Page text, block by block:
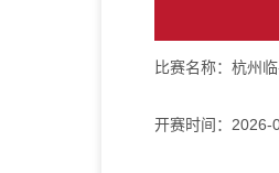
比赛名称： 杭州
开赛时间： 2026-